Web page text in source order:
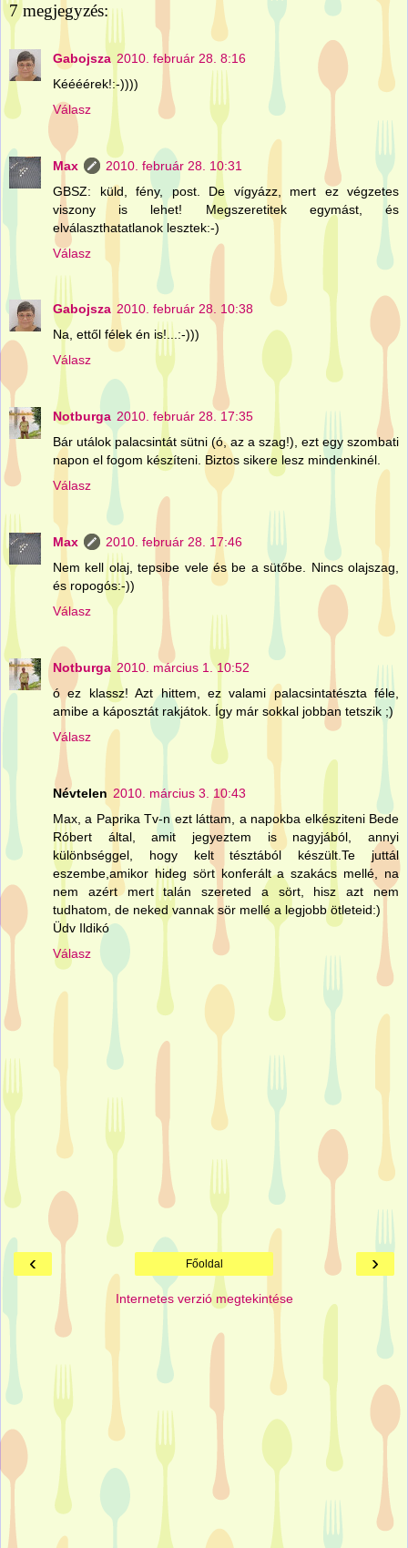
7 megjegyzés:
Gabojsza 2010. február 28. 8:16
Kéééérek!:-))))
Válasz
Max
2010. február 28. 10:31
GBSZ: küld, fény, post. De vígyázz, mert ez végzetes
viszony is lehet! Megszeretitek egymást, és
elválaszthatatlanok lesztek:-)
Válasz
Gabojsza 2010. február 28. 10:38
Na, ettől félek én is!...:-)))
Válasz
Notburga 2010. február 28. 17:35
Bár utálok palacsintát sütni (ó, az a szag!), ezt egy szombati
napon el fogom készíteni. Biztos sikere lesz mindenkinél.
Válasz
Max
2010. február 28. 17:46
Nem kell olaj, tepsibe vele és be a sütőbe. Nincs olajszag,
és ropogós:-))
Válasz
Notburga 2010. március 1. 10:52
ó ez klassz! Azt hittem, ez valami palacsintatészta féle,
amibe a káposztát rakjátok. Így már sokkal jobban tetszik ;)
Válasz
Névtelen 2010. március 3. 10:43
Max, a Paprika Tv-n ezt láttam, a napokba elkésziteni Bede
Róbert által, amit jegyeztem is nagyjából, annyi
különbséggel, hogy kelt tésztából készült.Te juttál
eszembe,amikor hideg sört konferált a szakács mellé, na
nem azért mert talán szereted a sört, hisz azt nem
tudhatom, de neked vannak sör mellé a legjobb ötleteid:)
Üdv Ildikó
Válasz
‹ ›
Főoldal
Internetes verzió megtekintése